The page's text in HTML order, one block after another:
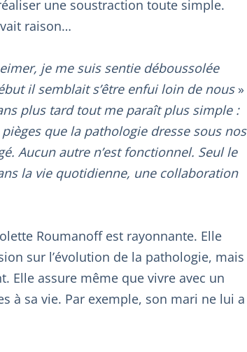
une soustraction toute simple.
raison…
je me suis sentie déboussolée
il semblait s’être enfui loin de nous»
plus tard tout me paraît plus simple :
que la pathologie dresse sous nos
Aucun autre n’est fonctionnel. Seul le
la vie quotidienne, une collaboration
Roumanoff est rayonnante. Elle
sur l’évolution de la pathologie, mais
Elle assure même que vivre avec un
à sa vie. Par exemple, son mari ne lui a